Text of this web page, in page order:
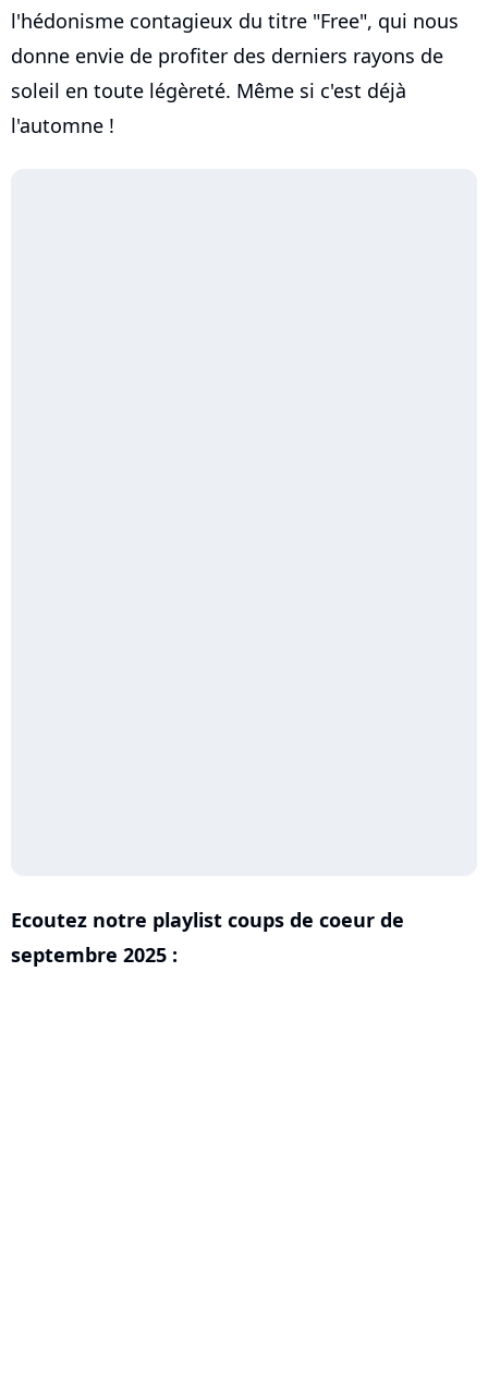
l'hédonisme contagieux du titre "Free", qui nous
donne envie de profiter des derniers rayons de
soleil en toute légèreté. Même si c'est déjà
l'automne !
Ecoutez notre playlist coups de coeur de
septembre 2025 :